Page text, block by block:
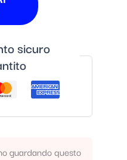
sicuro
guardando questo